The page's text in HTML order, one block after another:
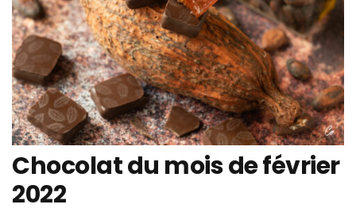
Chocolat du mois de février
2022